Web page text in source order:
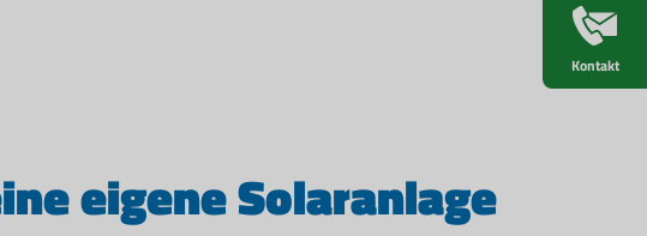
eigene Solaranlage
Kontakt